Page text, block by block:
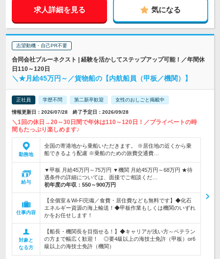
求人詳細を見る 気になる
志望動機・自己PR不要
合同会社ブルーネクスト | 経験を活かしてステップアップ可能！／年間休
日110～120日
＼★月給45万円～／貨物船の【内航船員（甲板／機関）】
正社員 学歴不問 第二新卒歓迎 女性のおしごと掲載中
情報更新日：2026/07/28 終了予定日：2026/09/28
＼1回の休日→20～30日間で年休は110～120日！／プライベートの時
間もたっぷり楽しめます♪
勤務地
全国の寄港地から乗船いただきます。 ※居住地の近くから乗
船できるよう配慮 ※乗船のための旅費交通費…
給与
▼甲板 月給45万円～75万円 ▼機関 月給45万円～68万円 ★待
遇条件の詳細については、面接でご相談くだ…
初年度の年収： 550～900万円
仕事内容
【全個室＆Wi-Fi完備／食費・居住費なども無料です】◆化石
エネルギー資源の海上輸送！◆甲板作業もしくは機関のいずれ
かをお任せします！
対象と
なる方
【船長・機関長を目指せる！】◆キャリアが浅い方～ベテラン
の方まで幅広く歓迎！ ◎要4級以上の海技士免許（甲板）or6
級以上の海技士免許（機関）